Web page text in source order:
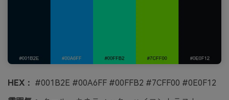
HEX： #001B2E #00A6FF #00FFB2 #7CFF00 #0E0F12